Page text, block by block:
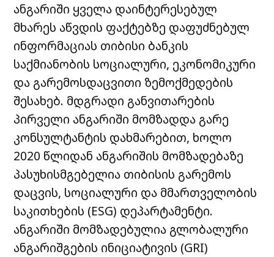
ანგარიში ყველა დაინტერესებულ
მხარეს აწვდის ფაქტებზე დაფუძნებულ
ინფორმაციას თიბისი ბანკის
საქმიანობის სოციალური, ეკონომიკური
და გარემოსდაცვითი ზემოქმედების
შესახებ. მდგრადი განვითარების
პირველი ანგარიში მომზადდა გარე
კონსულტანტის დახმარებით, ხოლო
2020 წლიდან ანგარიშის მომზადებაზე
პასუხისმგებელია თიბისის გარემოს
დაცვის, სოციალური და მმართველობის
საკითხების (ESG) დეპარტამენტი.
ანგარიში მომზადებულია გლობალური
ანგარიშგების ინიციატივის (GRI)